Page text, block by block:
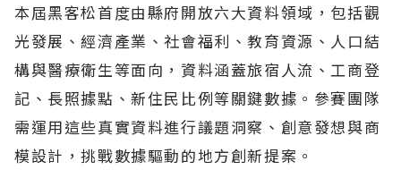
由花蓮縣政府主辦的「2025 HSH 黑客松」創新創
業競賽，25日於花蓮熱力開賽。全台22所大專院
校、44組青年創客齊聚一堂，展開一場三天兩夜、
48小時不間斷的創業馬拉松，透過大數據資料挑戰
地方創新命題，為花蓮注入新世代的行動力與創造
本屆黑客松首度由縣府開放六大資料領域，包括觀
光發展、經濟產業、社會福利、教育資源、人口結
構與醫療衛生等面向，資料涵蓋旅宿人流、工商登
記、長照據點、新住民比例等關鍵數據。參賽團隊
需運用這些真實資料進行議題洞察、創意發想與商
模設計，挑戰數據驅動的地方創新提案。